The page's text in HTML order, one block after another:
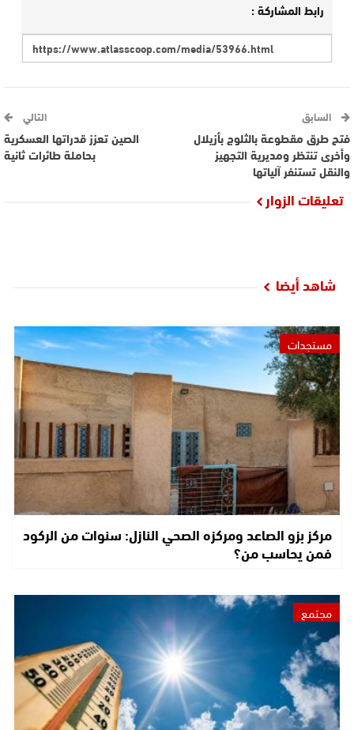
رابط المشاركة :
السابق
فتح طرق مقطوعة بالثلوج بأزيلال
وأخرى تنتظر ومديرية التجهيز
والنقل تستنفر آلياتها
التالي
الصين تعزز قدراتها العسكرية
بحاملة طائرات ثانية
تعليقات الزوار
شاهد أيضا
مستجدات
مركز بزو الصاعد ومركزه الصحي النازل: سنوات من الركود
فمن يحاسب من؟
مجتمع